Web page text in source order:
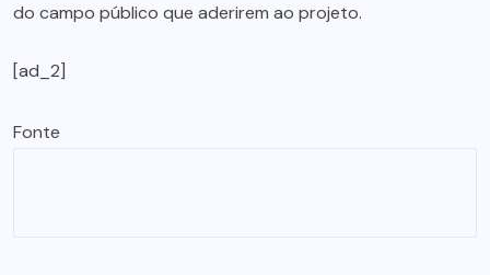
do campo público que aderirem ao projeto.
[ad_2]
Fonte